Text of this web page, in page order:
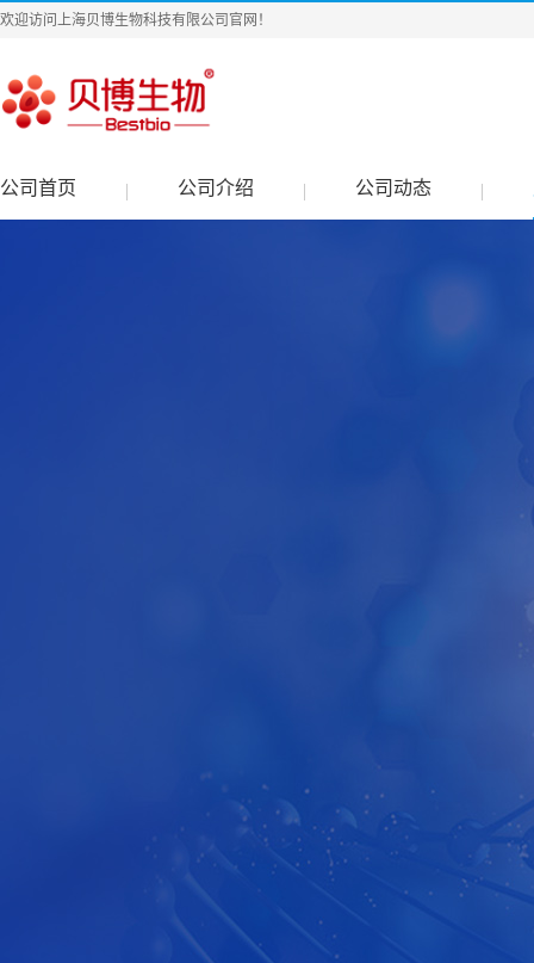
欢迎访问上海贝博生物科技有限公司官网！
公司首页 公司介绍 公司动态